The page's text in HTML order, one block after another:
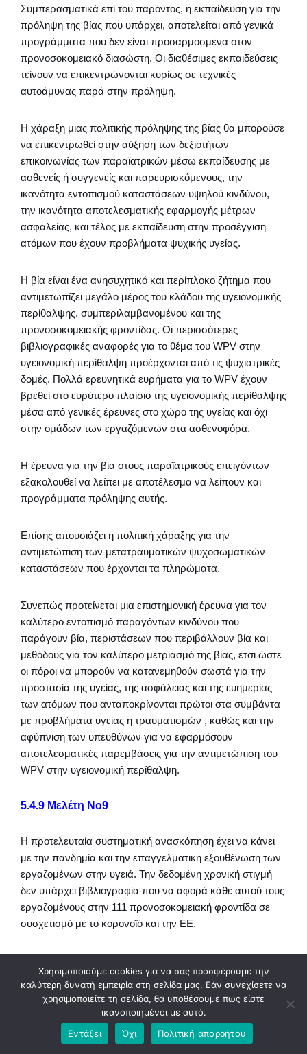
Συμπερασματικά επί του παρόντος, η εκπαίδευση για την
πρόληψη της βίας που υπάρχει, αποτελείται από γενικά
προγράμματα που δεν είναι προσαρμοσμένα στον
προνοσοκομειακό διασώστη. Οι διαθέσιμες εκπαιδεύσεις
τείνουν να επικεντρώνονται κυρίως σε τεχνικές
αυτοάμυνας παρά στην πρόληψη.
Η χάραξη μιας πολιτικής πρόληψης της βίας θα μπορούσε
να επικεντρωθεί στην αύξηση των δεξιοτήτων
επικοινωνίας των παραϊατρικών μέσω εκπαίδευσης με
ασθενείς ή συγγενείς και παρευρισκόμενους, την
ικανότητα εντοπισμού καταστάσεων υψηλού κινδύνου,
την ικανότητα αποτελεσματικής εφαρμογής μέτρων
ασφαλείας, και τέλος με εκπαίδευση στην προσέγγιση
ατόμων που έχουν προβλήματα ψυχικής υγείας.
Η βία είναι ένα ανησυχητικό και περίπλοκο ζήτημα που
αντιμετωπίζει μεγάλο μέρος του κλάδου της υγειονομικής
περίθαλψης, συμπεριλαμβανομένου και της
προνοσοκομειακής φροντίδας. Οι περισσότερες
βιβλιογραφικές αναφορές για το θέμα του WPV στην
υγειονομική περίθαλψη προέρχονται από τις ψυχιατρικές
δομές. Πολλά ερευνητικά ευρήματα για το WPV έχουν
βρεθεί στο ευρύτερο πλαίσιο της υγειονομικής περίθαλψης
μέσα από γενικές έρευνες στο χώρο της υγείας και όχι
στην ομάδων των εργαζόμενων στα ασθενοφόρα.
Η έρευνα για την βία στους παραϊατρικούς επειγόντων
εξακολουθεί να λείπει με αποτέλεσμα να λείπουν και
προγράμματα πρόληψης αυτής.
Επίσης απουσιάζει η πολιτική χάραξης για την
αντιμετώπιση των μετατραυματικών ψυχοσωματικών
καταστάσεων που έρχονται τα πληρώματα.
Συνεπώς προτείνεται μια επιστημονική έρευνα για τον
καλύτερο εντοπισμό παραγόντων κινδύνου που
παράγουν βία, περιστάσεων που περιβάλλουν βία και
μεθόδους για τον καλύτερο μετριασμό της βίας, έτσι ώστε
οι πόροι να μπορούν να κατανεμηθούν σωστά για την
προστασία της υγείας, της ασφάλειας και της ευημερίας
των ατόμων που ανταποκρίνονται πρώτοι στα συμβάντα
με προβλήματα υγείας ή τραυματισμών , καθώς και την
αφύπνιση των υπευθύνων για να εφαρμόσουν
αποτελεσματικές παρεμβάσεις για την αντιμετώπιση του
WPV στην υγειονομική περίθαλψη.
5.4.9 Μελέτη Νο9
Η προτελευταία συστηματική ανασκόπηση έχει να κάνει
με την πανδημία και την επαγγελματική εξουθένωση των
εργαζομένων στην υγειά. Την δεδομένη χρονική στιγμή
δεν υπάρχει βιβλιογραφία που να αφορά κάθε αυτού τους
εργαζομένους στην 111 προνοσοκομειακή φροντίδα σε
συσχετισμό με το κορονοϊό και την ΕΕ.
εργατικού δυναμικού. Οι Ιρανοί ερευνητές Mehrdad Sharifi
, Ali Akbar Asadi-Pooya , και Razieh Sadat Mousavi-
Roknabadi δημοσίευσαν την συστηματική ανασκόπηση
στις 10 Δεκέμβριου 2020.
Χρησιμοποιούμε cookies για να σας προσφέρουμε την
καλύτερη δυνατή εμπειρία στη σελίδα μας. Εάν συνεχίσετε να
χρησιμοποιείτε τη σελίδα, θα υποθέσουμε πως είστε
ικανοποιημένοι με αυτό.
Εντάξει
Όχι Πολιτική απορρήτου